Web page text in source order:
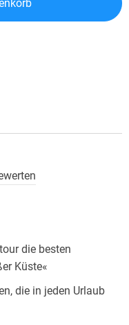
die besten
Küste«
die in jeden Urlaub